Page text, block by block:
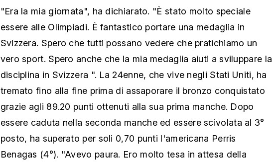
"Era la mia giornata", ha dichiarato. "È stato molto speciale
essere alle Olimpiadi. È fantastico portare una medaglia in
Svizzera. Spero che tutti possano vedere che pratichiamo un
vero sport. Spero anche che la mia medaglia aiuti a sviluppare la
disciplina in Svizzera ". La 24enne, che vive negli Stati Uniti, ha
tremato fino alla fine prima di assaporare il bronzo conquistato
grazie agli 89.20 punti ottenuti alla sua prima manche. Dopo
essere caduta nella seconda manche ed essere scivolata al 3°
posto, ha superato per soli 0,70 punti l'americana Perris
Benagas (4°). "Avevo paura. Ero molto tesa in attesa della